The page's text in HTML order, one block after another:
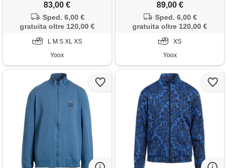
83,00 €
Sped. 6,00 €
gratuita oltre 120,00 €
L M S XL XS
Yoox
89,00 €
Sped. 6,00 €
gratuita oltre 120,00 €
XS
Yoox